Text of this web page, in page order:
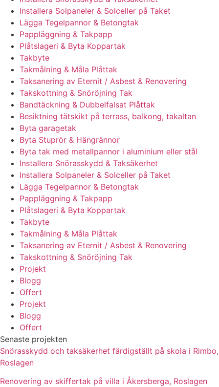
Installera Solpaneler & Solceller på Taket
Lägga Tegelpannor & Betongtak
Pappläggning & Takpapp
Plåtslageri & Byta Koppartak
Takbyte
Takmålning & Måla Plåttak
Taksanering av Eternit / Asbest & Renovering
Takskottning & Snöröjning Tak
Bandtäckning & Dubbelfalsat Plåttak
Besiktning tätskikt på terrass, balkong, takaltan
Byta garagetak
Byta Stuprör & Hängrännor
Byta tak med metallpannor i aluminium eller stål
Installera Snörasskydd & Taksäkerhet
Installera Solpaneler & Solceller på Taket
Lägga Tegelpannor & Betongtak
Pappläggning & Takpapp
Plåtslageri & Byta Koppartak
Takbyte
Takmålning & Måla Plåttak
Taksanering av Eternit / Asbest & Renovering
Takskottning & Snöröjning Tak
Projekt
Blogg
Offert
Projekt
Blogg
Offert
Senaste projekten
Snörasskydd och taksäkerhet färdigställt på skola i Rimbo,
Roslagen
Renovering av skiffertak på villa i Åkersberga, Roslagen